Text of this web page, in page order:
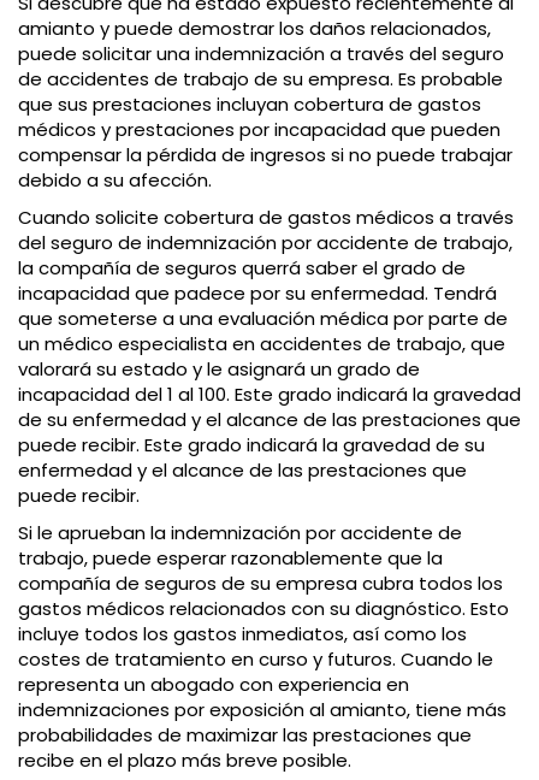
amianto y puede demostrar los daños relacionados,
puede solicitar una indemnización a través del seguro
de accidentes de trabajo de su empresa. Es probable
que sus prestaciones incluyan cobertura de gastos
médicos y prestaciones por incapacidad que pueden
compensar la pérdida de ingresos si no puede trabajar
debido a su afección.
Cuando solicite cobertura de gastos médicos a través
del seguro de indemnización por accidente de trabajo,
la compañía de seguros querrá saber el grado de
incapacidad que padece por su enfermedad. Tendrá
que someterse a una evaluación médica por parte de
un médico especialista en accidentes de trabajo, que
valorará su estado y le asignará un grado de
incapacidad del 1 al 100. Este grado indicará la gravedad
de su enfermedad y el alcance de las prestaciones que
puede recibir. Este grado indicará la gravedad de su
enfermedad y el alcance de las prestaciones que
puede recibir.
Si le aprueban la indemnización por accidente de
trabajo, puede esperar razonablemente que la
compañía de seguros de su empresa cubra todos los
gastos médicos relacionados con su diagnóstico. Esto
incluye todos los gastos inmediatos, así como los
costes de tratamiento en curso y futuros. Cuando le
representa un abogado con experiencia en
indemnizaciones por exposición al amianto, tiene más
probabilidades de maximizar las prestaciones que
recibe en el plazo más breve posible.